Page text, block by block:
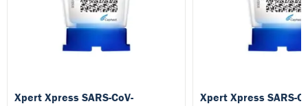
Xpert Xpress SARS-CoV-
Xpert Xpress SARS-